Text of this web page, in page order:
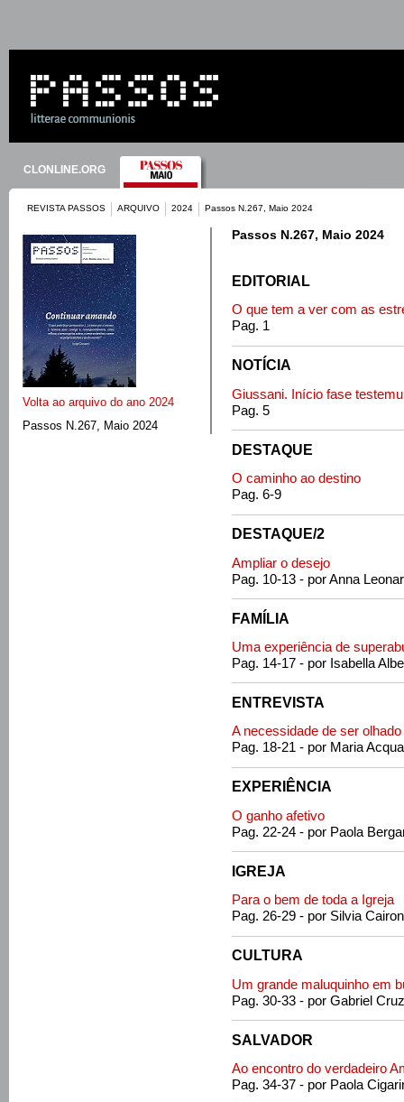
CLONLINE.ORG
REVISTA PASSOS ARQUIVO 2024 Passos N.267, Maio 2024
Volta ao arquivo do ano 2024
Passos N.267, Maio 2024
Passos N.267, Maio 2024
EDITORIAL
O que tem a ver com as
Pag. 1
NOTÍCIA
Giussani. Início fase
Pag. 5
DESTAQUE
O caminho ao destino
Pag. 6-9
DESTAQUE/2
Ampliar o desejo
Pag. 10-13 - por Anna
FAMÍLIA
Uma experiência de
Pag. 14-17 - por Isabella
ENTREVISTA
A necessidade de ser olhado
Pag. 18-21 - por Maria
EXPERIÊNCIA
O ganho afetivo
Pag. 22-24 - por Paola
IGREJA
Para o bem de toda a Igreja
Pag. 26-29 - por Silvia
CULTURA
Um grande maluquinho em
Pag. 30-33 - por Gabriel Cruz
SALVADOR
Ao encontro do verdadeiro
Pag. 34-37 - por Paola